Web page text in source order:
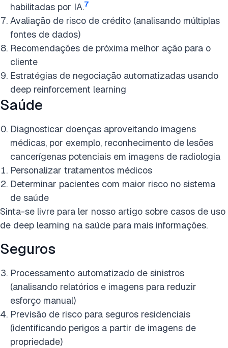
habilitadas por IA.7
Avaliação de risco de crédito (analisando múltiplas
fontes de dados)
Recomendações de próxima melhor ação para o
cliente
Estratégias de negociação automatizadas usando
deep reinforcement learning
Saúde
Diagnosticar doenças aproveitando imagens
médicas, por exemplo, reconhecimento de lesões
cancerígenas potenciais em imagens de radiologia
Personalizar tratamentos médicos
Determinar pacientes com maior risco no sistema
de saúde
Sinta-se livre para ler nosso artigo sobre casos de uso
de deep learning na saúde para mais informações.
Seguros
Processamento automatizado de sinistros
(analisando relatórios e imagens para reduzir
esforço manual)
Previsão de risco para seguros residenciais
(identificando perigos a partir de imagens de
propriedade)